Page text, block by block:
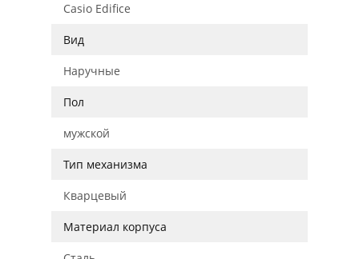
Casio Edifice
Вид
Наручные
Пол
мужской
Тип механизма
Кварцевый
Материал корпуса